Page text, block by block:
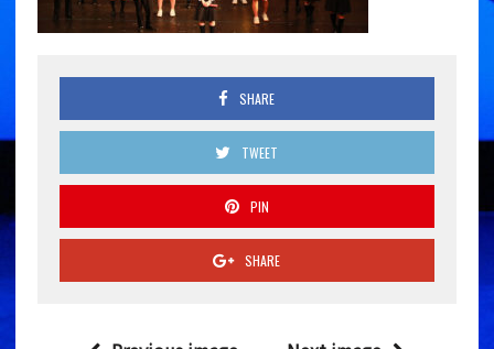
SHARE
TWEET
PIN
SHARE